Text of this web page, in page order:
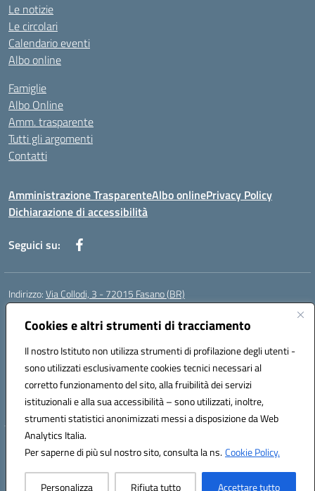
Cookies e altri strumenti di tracciamento
Il nostro Istituto non utilizza strumenti di profilazione degli utenti -
sono utilizzati esclusivamente cookies tecnici necessari al
corretto funzionamento del sito, alla fruibilità dei servizi
istituzionali e alla sua accessibilità – sono utilizzati, inoltre,
strumenti statistici anonimizzati messi a disposizione da Web
Analytics Italia.
Per saperne di più sul nostro sito, consulta la ns.Cookie Policy.
Personalizza Rifiuta tutto Accettare tutto
Le notizie
Le circolari
Calendario eventi
Albo online
Famiglie
Albo Online
Amm. trasparente
Tutti gli argomenti
Contatti
Amministrazione TrasparenteAlbo onlinePrivacy Policy
Dichiarazione di accessibilità
Seguici su:
Indirizzo:Via Collodi, 3 - 72015 Fasano (BR)
Centralino:
Posta elettronica certificata (PEC):bric839004@pec.istruzione.it
Codice fiscale: 90059320748
Codice meccanografico:BRIC839004
Codice Indice delle Pubbliche Amministrazioni (IPA): istsc_bree02200r
Codice unico di fatturazione (CUF): MIL3BD
Hosting & Powered by 3D Solution S.r.l.
Concept & Design by Designers Italia